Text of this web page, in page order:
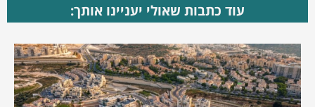
עוד כתבות שאולי יעניינו אותך: